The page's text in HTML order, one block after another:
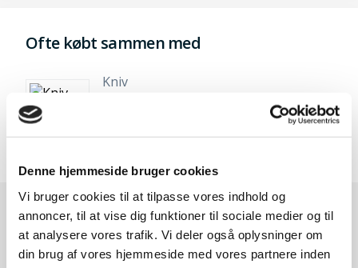
Denne hjemmeside bruger cookies
Vi bruger cookies til at tilpasse vores indhold og
annoncer, til at vise dig funktioner til sociale medier og til
at analysere vores trafik. Vi deler også oplysninger om
din brug af vores hjemmeside med vores partnere inden
Ofte købt sammen med
Kniv
Andre kunder købte også